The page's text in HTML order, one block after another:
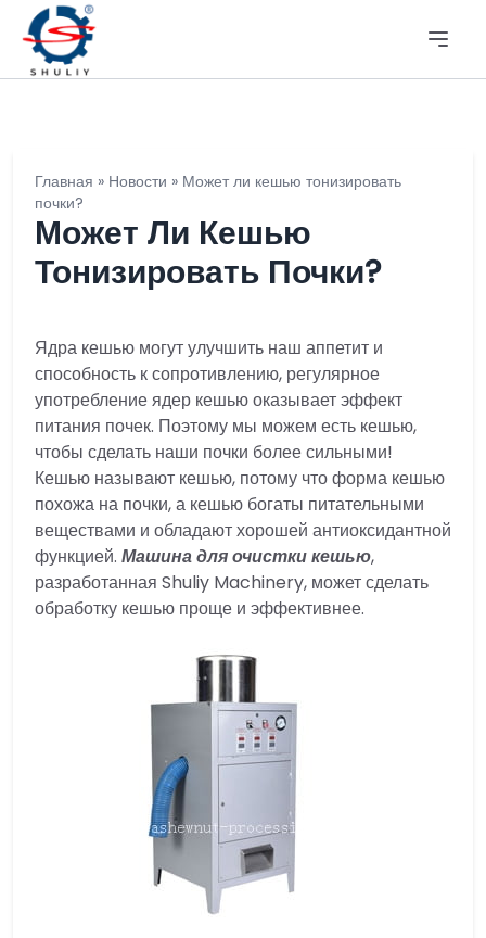
Главная » Новости » Может ли кешью тонизировать
почки?
Может Ли Кешью
Тонизировать Почки?
Ядра кешью могут улучшить наш аппетит и
способность к сопротивлению, регулярное
употребление ядер кешью оказывает эффект
питания почек. Поэтому мы можем есть кешью,
чтобы сделать наши почки более сильными!
Кешью называют кешью, потому что форма кешью
похожа на почки, а кешью богаты питательными
веществами и обладают хорошей антиоксидантной
функцией. Машина для очистки кешью,
разработанная Shuliy Machinery, может сделать
обработку кешью проще и эффективнее.